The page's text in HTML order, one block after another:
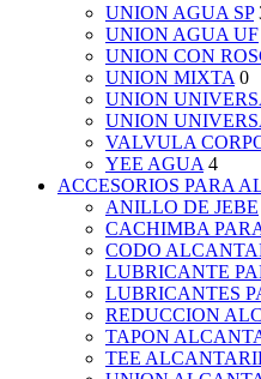
UNION AGUA SP
UNION AGUA UF
UNION CON
UNION MIXTA 0
UNION
UNION
VALVULA
YEE AGUA 4
ACCESORIOS PARA
ANILLO DE JEBE
CACHIMBA
CODO
LUBRICANTE
LUBRICANTES
REDUCCION
TAPON
TEE